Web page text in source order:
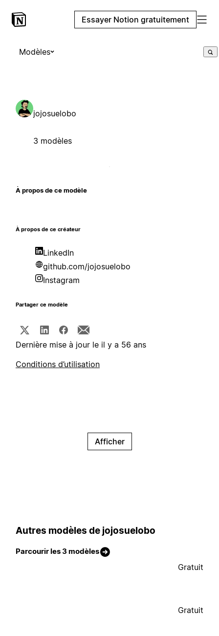
Essayer Notion gratuitement
Modèles
jojosuelobo
3 modèles
À propos de ce modèle
À propos de ce créateur
LinkedIn
github.com/jojosuelobo
Instagram
Partager ce modèle
Dernière mise à jour le il y a 56 ans
Conditions d’utilisation
Afficher
Autres modèles de jojosuelobo
Parcourir les 3 modèles
Gratuit
Gratuit